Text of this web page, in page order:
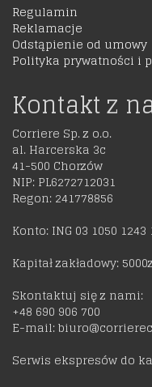
Regulamin
Reklamacje
Odstąpienie od umowy
Polityka prywatności i
Kontakt z
Corriere Sp. z o.o.
al. Harcerska 3c
41-500 Chorzów
NIP: PL6272712031
Regon: 241778856
Konto: ING 03 1050 1243
Kapitał zakładowy:
Skontaktuj się z nami:
+48 690 906 700
E-mail:
Serwis ekspresów do